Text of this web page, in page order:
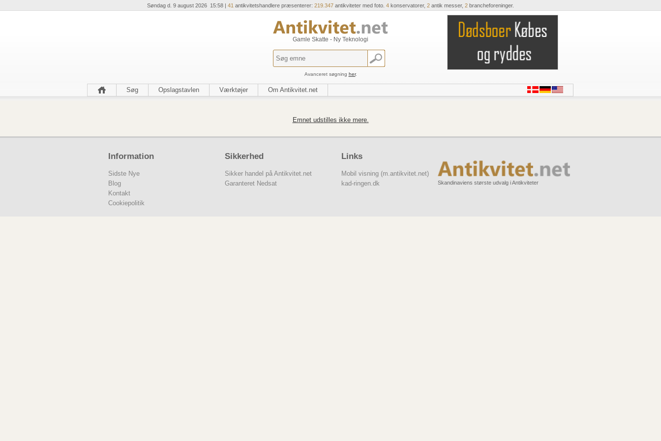
Søndag d. 9 august 2026 15:58 | 41 antikvitetshandlere præsenterer: 219.347 antikviteter med foto. 4 konservatorer, 2 antik messer, 2 brancheforeninger.
Gamle Skatte - Ny Teknologi
Avanceret søgning her.
Søg Opslagstavlen Værktøjer Om Antikvitet.net
Emnet udstilles ikke mere.
Information
Sidste Nye
Blog
Kontakt
Cookiepolitik
Sikkerhed
Sikker handel på Antikvitet.net
Garanteret Nedsat
Links
Mobil visning (m.antikvitet.net)
kad-ringen.dk
Skandinaviens største udvalg i Antikviteter